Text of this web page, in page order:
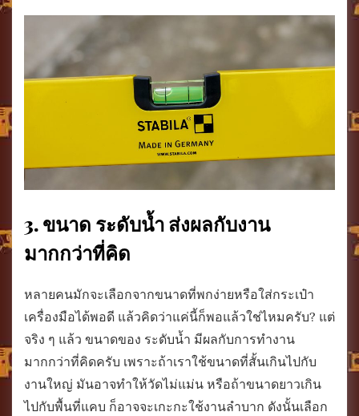
3. ขนาด ระดับน้ำ ส่งผลกับงาน
มากกว่าที่คิด
หลายคนมักจะเลือกจากขนาดที่พกง่ายหรือใส่กระเป๋า
เครื่องมือได้พอดี แล้วคิดว่าแค่นี้ก็พอแล้วใช่ไหมครับ? แต่
จริง ๆ แล้ว ขนาดของ ระดับน้ำ มีผลกับการทำงาน
มากกว่าที่คิดครับ เพราะถ้าเราใช้ขนาดที่สั้นเกินไปกับ
งานใหญ่ มันอาจทำให้วัดไม่แม่น หรือถ้าขนาดยาวเกิน
ไปกับพื้นที่แคบ ก็อาจจะเกะกะใช้งานลำบาก ดังนั้นเลือก